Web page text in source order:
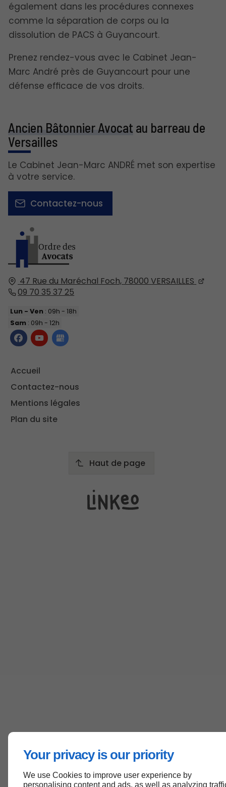
Your privacy is our priority
We use Cookies to improve user experience by
personalising content and ads, as well as analyzing
également dans les procédures connexes
comme la séparation de corps ou la
dissolution de PACS à Guyancourt.
Prenez rendez-vous avec le Cabinet Jean-
Marc André près de Guyancourt pour une
défense efficace de vos droits.
47 Rue du Maréchal Foch, 78000 VERSAILLES
09 70 35 37 25
Lun - Ven : 09h - 18h
Sam : 09h - 12h
Accueil
Contactez-nous
Mentions légales
Plan du site
Ancien Bâtonnier Avocat au barreau de
Versailles
Le Cabinet Jean-Marc ANDRÉ met son expertise
à votre service.
Contactez-nous
Haut de page